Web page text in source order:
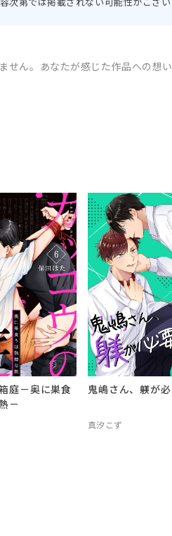
せん。 あなたが感じた作品への想
庭－奥に巣食
－
鬼嶋さん、躾が
真汐こず